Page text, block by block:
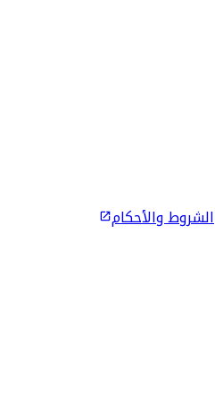
الشروط والأحكام